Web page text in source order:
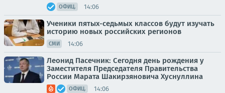
ОФИЦ. 14:06
Ученики пятых-седьмых классов будут изучать
историю новых российских регионов
СМИ 14:06
Леонид Пасечник: Сегодня день рождения у
Заместителя Председателя Правительства
России Марата Шакирзяновича Хуснуллина
ОФИЦ. 14:06